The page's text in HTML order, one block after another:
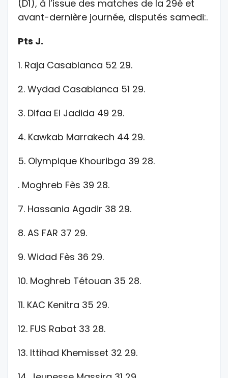
(D1), à l’issue des matches de la 29è et
avant-dernière journée, disputés samedi:.
Pts J.
1. Raja Casablanca 52 29.
2. Wydad Casablanca 51 29.
3. Difaa El Jadida 49 29.
4. Kawkab Marrakech 44 29.
5. Olympique Khouribga 39 28.
. Moghreb Fès 39 28.
7. Hassania Agadir 38 29.
8. AS FAR 37 29.
9. Widad Fès 36 29.
10. Moghreb Tétouan 35 28.
11. KAC Kenitra 35 29.
12. FUS Rabat 33 28.
13. Ittihad Khemisset 32 29.